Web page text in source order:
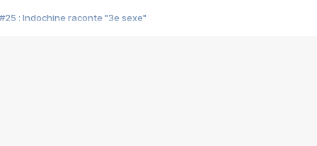
#25 : Indochine raconte "3e sexe"